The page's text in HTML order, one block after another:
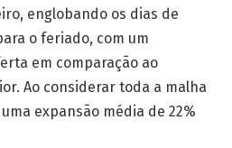
englobando os dias de
o feriado, com um
em comparação ao
Ao considerar toda a malha
expansão média de 22%